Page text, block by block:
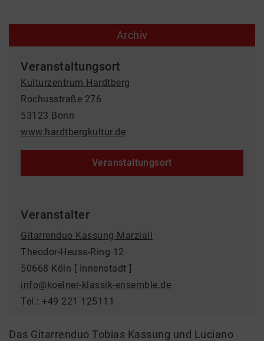
Archiv
Veranstaltungsort
Kulturzentrum Hardtberg
Rochusstraße 276
53123 Bonn
www.hardtbergkultur.de
Veranstaltungsort
Veranstalter
Gitarrenduo Kassung-Marziali
Theodor-Heuss-Ring 12
50668 Köln [ Innenstadt ]
info@koelner-klassik-ensemble.de
Tel.: +49 221 125111
Das Gitarrenduo Tobias Kassung und Luciano